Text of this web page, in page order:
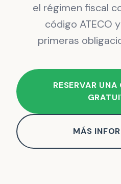
el régimen fiscal
código ATECO
primeras
RESERVAR
MÁS